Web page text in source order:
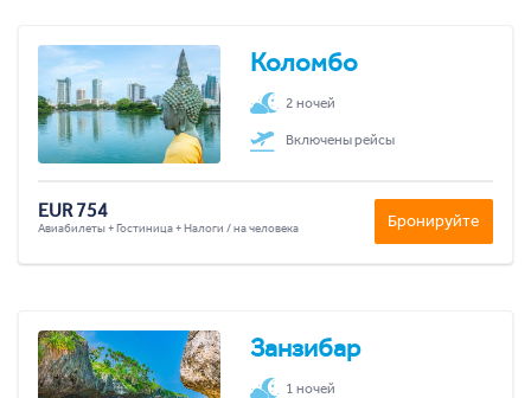
Коломбо
2 ночей
Включены рейсы
EUR 754
Авиабилеты + Гостиница + Налоги / на человека Бронируйте
Занзибар
1 ночей